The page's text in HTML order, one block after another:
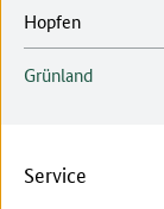
Hopfen
Grünland
Service